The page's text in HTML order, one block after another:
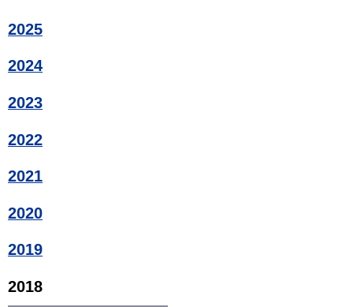
2025
2024
2023
2022
2021
2020
2019
2018